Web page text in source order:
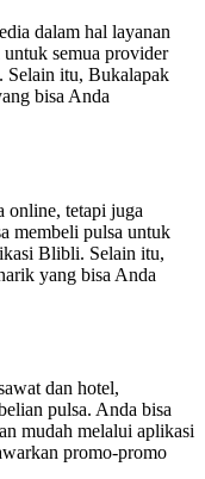
dalam hal layanan
semua provider
Selain itu, Bukalapak
bisa Anda
online, tetapi juga
membeli pulsa untuk
Blibli. Selain itu,
yang bisa Anda
dan hotel,
pulsa. Anda bisa
mudah melalui aplikasi
promo-promo